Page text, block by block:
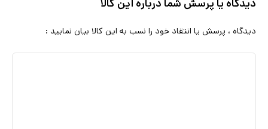
دیدگاه یا پرسش شما درباره این کالا
دیدگاه ، پرسش یا انتقاد خود را نسب به این کالا بیان نمایید :